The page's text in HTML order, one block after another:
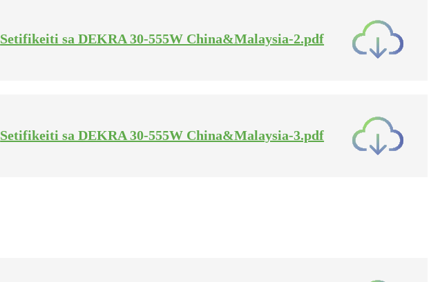
Setifikeiti sa DEKRA 30-555W China&Malaysia-2.pdf
Setifikeiti sa DEKRA 30-555W China&Malaysia-3.pdf